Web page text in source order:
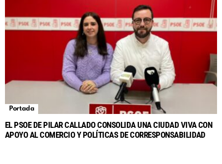
Portada
EL PSOE DE PILAR CALLADO CONSOLIDA UNA CIUDAD VIVA CON
APOYO AL COMERCIO Y POLÍTICAS DE CORRESPONSABILIDAD